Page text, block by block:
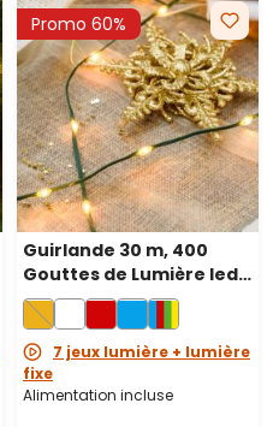
Promo 60%
Guirlande 30 m, 400
Gouttes de Lumière led
haute luminosité blanc
chaud traditionnel,
câble vert
7 jeux lumière + lumière
fixe
Alimentation incluse